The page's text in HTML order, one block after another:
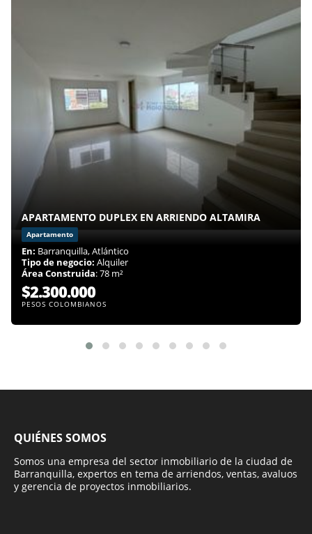
APARTAMENTO DUPLEX EN ARRIENDO ALTAMIRA
Apartamento
En: Barranquilla, Atlántico
Tipo de negocio: Alquiler
Área Construida: 78 m²
$2.300.000
PESOS COLOMBIANOS
QUIÉNES SOMOS
Somos una empresa del sector inmobiliario de la ciudad de
Barranquilla, expertos en tema de arriendos, ventas, avaluos
y gerencia de proyectos inmobiliarios.